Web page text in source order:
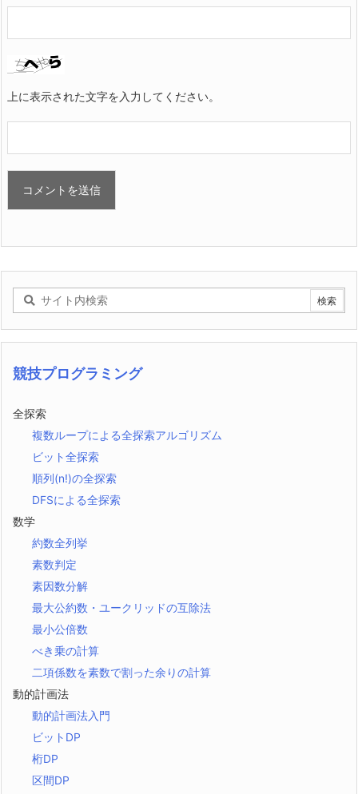
上に表示された文字を入力してください。
競技プログラミング
全探索
複数ループによる全探索アルゴリズム
ビット全探索
順列(n!)の全探索
DFSによる全探索
数学
約数全列挙
素数判定
素因数分解
最大公約数・ユークリッドの互除法
最小公倍数
べき乗の計算
二項係数を素数で割った余りの計算
動的計画法
動的計画法入門
ビットDP
桁DP
区間DP